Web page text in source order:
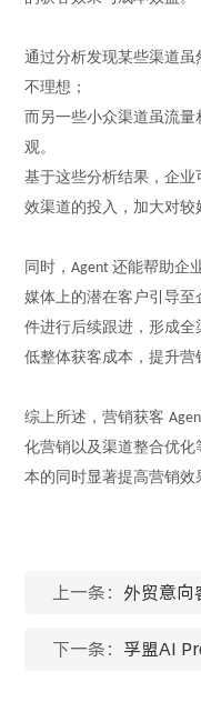
通过分析发现某些渠道
不理想；
而另一些小众渠道虽流
观。
基于这些分析结果，企
效渠道的投入，加大对较
同时，Agent还能帮助企
媒体上的潜在客户引导
件进行后续跟进，形成
低整体获客成本，提升营
综上所述，营销获客
化营销以及渠道整合优
本的同时显著提高营销效
上一条： 外贸意向
下一条： 孚盟AI